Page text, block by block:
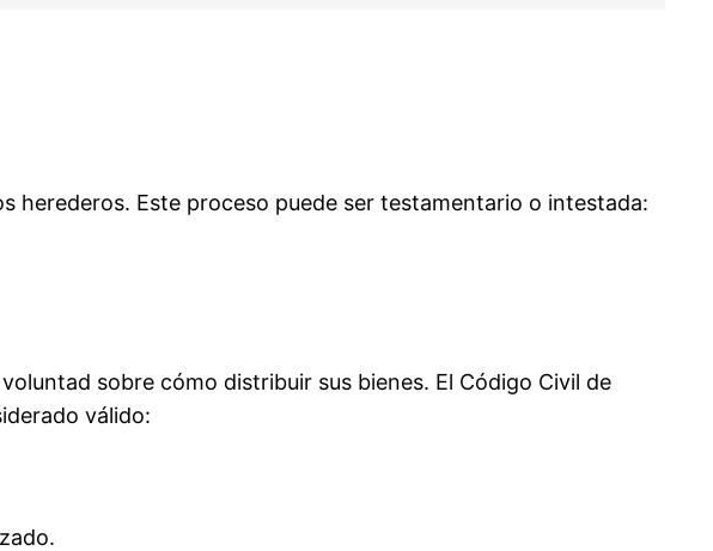
herederos. Este proceso puede ser testamentario o intestada:
sobre cómo distribuir sus bienes. El Código Civil de
válido: